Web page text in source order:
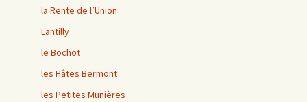
la Rente de l’Union
Lantilly
le Bochot
les Hâtes Bermont
les Petites Munières